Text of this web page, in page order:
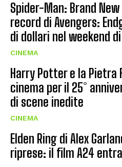
Spider-Man: Brand New
record di Avengers:
di dollari nel weekend
CINEMA
Harry Potter e la Pietra
cinema per il 25°
di scene inedite
CINEMA
Elden Ring di Alex
riprese: il film A24